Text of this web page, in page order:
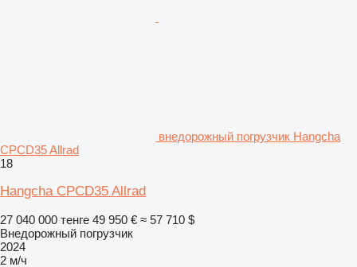
внедорожный погрузчик Hangcha
CPCD35 Allrad
18
Hangcha CPCD35 Allrad
27 040 000 тенге 49 950 € ≈ 57 710 $
Внедорожный погрузчик
2024
2 м/ч